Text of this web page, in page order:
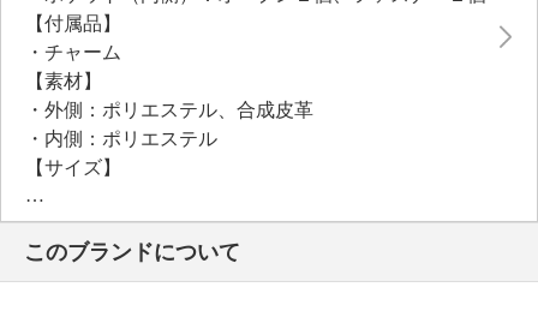
【付属品】
・チャーム
【素材】
・外側：ポリエステル、合成皮革
・内側：ポリエステル
【サイズ】
・約縦２１ｃｍ×最大横２６ｃｍ×マチ１２．５ｃｍ
・Ａ４サイズ：不可
【重さ】
・約５７０ｇ
このブランドについて